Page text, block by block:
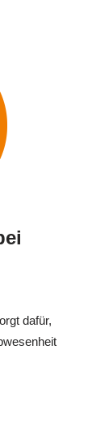
dafür,